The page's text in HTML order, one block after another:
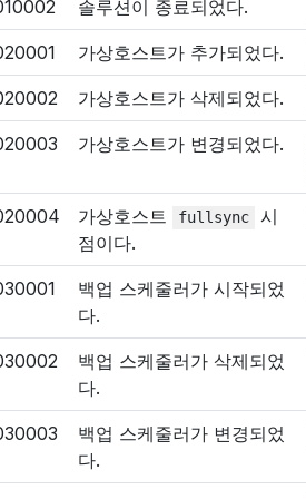
솔루션이 종료되었다.
가상호스트가 추가되었다.
가상호스트가 삭제되었다.
가상호스트가 변경되었다.
가상호스트 fullsync
시
점이다.
백업 스케줄러가 시작되었
다.
백업 스케줄러가 삭제되었
다.
백업 스케줄러가 변경되었
다.